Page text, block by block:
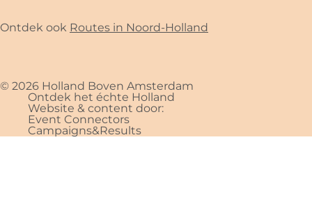
Ontdek ook Routes in Noord-Holland
© 2026 Holland Boven Amsterdam
Ontdek het échte Holland
Website & content door:
Event Connectors
Campaigns&Results